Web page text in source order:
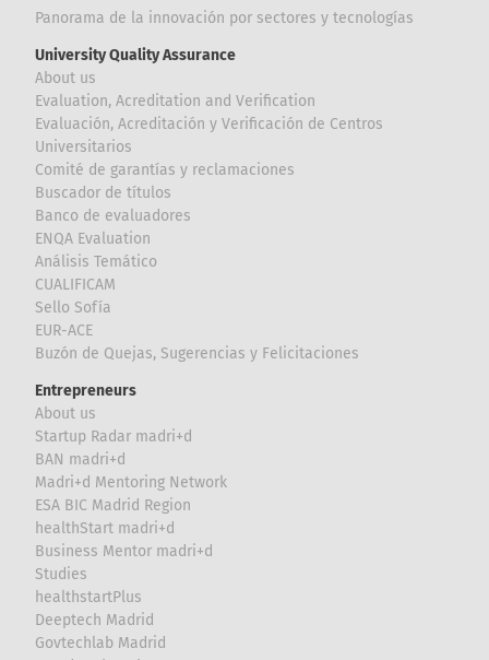
Panorama de la innovación por sectores y tecnologías
University Quality Assurance
About us
Evaluation, Acreditation and Verification
Evaluación, Acreditación y Verificación de Centros
Universitarios
Comité de garantías y reclamaciones
Buscador de títulos
Banco de evaluadores
ENQA Evaluation
Análisis Temático
CUALIFICAM
Sello Sofía
EUR-ACE
Buzón de Quejas, Sugerencias y Felicitaciones
Entrepreneurs
About us
Startup Radar madri+d
BAN madri+d
Madri+d Mentoring Network
ESA BIC Madrid Region
healthStart madri+d
Business Mentor madri+d
Studies
healthstartPlus
Deeptech Madrid
Govtechlab Madrid